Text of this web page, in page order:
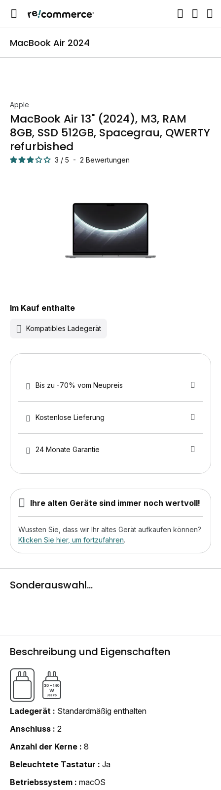
MacBook Air 2024
Apple
MacBook Air 13" (2024), M3, RAM
8GB, SSD 512GB, Spacegrau, QWERTY
refurbished
3 / 5 - 2 Bewertungen
Im Kauf enthalte
Kompatibles Ladegerät
Bis zu -70% vom Neupreis
Kostenlose Lieferung
24 Monate Garantie
Ihre alten Geräte sind immer noch wertvoll!
Wussten Sie, dass wir Ihr altes Gerät aufkaufen können?
Klicken Sie hier, um fortzufahren.
Sonderauswahl...
Beschreibung und Eigenschaften
Ladegerät
Standardmäßig enthalten
Anschluss
2
Anzahl der Kerne
8
Beleuchtete Tastatur
Ja
Betriebssystem
macOS